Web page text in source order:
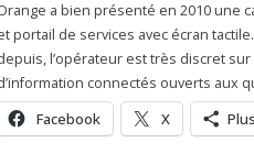
a bien présenté en 2010 une
portail de services avec écran
l’opérateur est très discret
connectés ouverts aux
Facebook X Plus